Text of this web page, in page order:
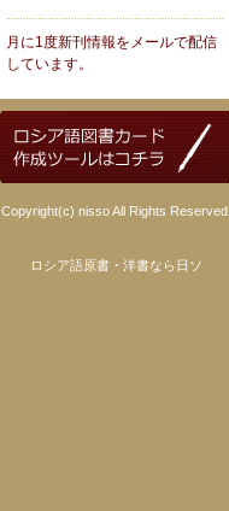
月に1度新刊情報をメールで配信
しています。
Copyright(c) nisso All Rights Reserved.
ロシア語原書・洋書なら日ソ